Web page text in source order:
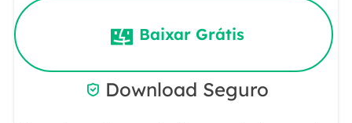
Baixar Grátis
 Download Seguro